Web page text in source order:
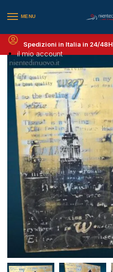
MENU
il mio account
Spedizioni in Italia in 24/